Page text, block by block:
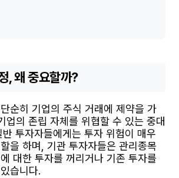
, 왜 중요할까?
순히 기업의 주식 거래에 제약을 가
업의 존립 자체를 위협할 수 있는 중대
투자자들에게는 투자 위험이 매우
을 하며, 기관 투자자들은 관리종목
대한 투자를 꺼리거나 기존 투자를
습니다.